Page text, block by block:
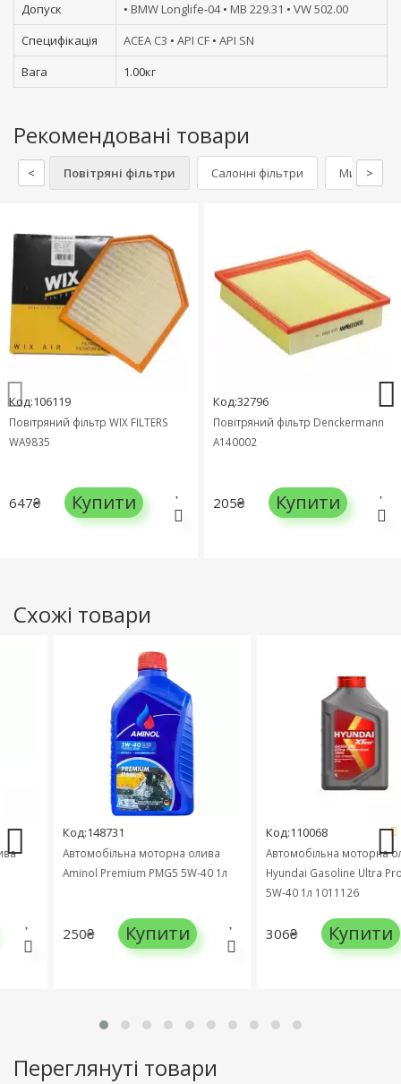
Допуск • BMW Longlife-04• MB 229.31 • VW 502.00
Специфікація
ACEA C3 • API CF • API SN
Вага
1.00кг
Рекомендовані товари
< Повітряні фільтри Салонні фільтри Миючі та
>
Код:106119
Повітряний фільтр WIX FILTERS
WA9835
647₴ Купити
Код:32796
Повітряний фільтр Denckermann
A140002
205₴ Купити
Схожі товари
Код:148731
Автомобільна моторна олива
Aminol Premium PMG5 5W-40 1л
250₴ Купити
Код:110068
Автомобільна моторна
Hyundai Gasoline Ultra
5W-40 1л 1011126
306₴ Купити
Переглянуті товари